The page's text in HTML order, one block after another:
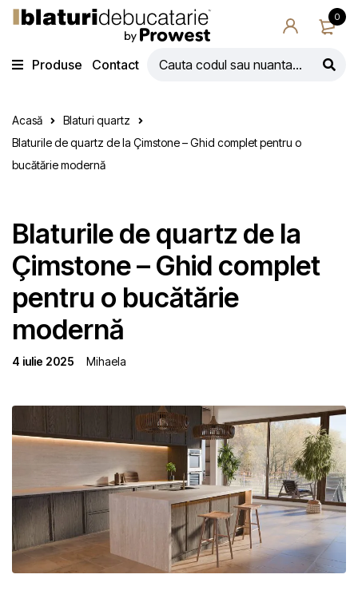
0
Produse Contact
Acasă
Blaturi quartz
Blaturile de quartz de la Çimstone – Ghid complet pentru o
bucătărie modernă
Blaturile de quartz de la
Çimstone – Ghid complet
pentru o bucătărie
modernă
4 iulie 2025 Mihaela